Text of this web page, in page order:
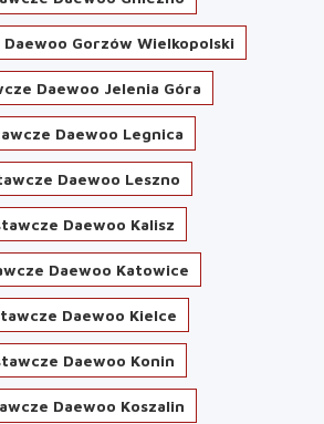
Gorzów Wielkopolski
Daewoo Jelenia Góra
Daewoo Legnica
Daewoo Leszno
Daewoo Kalisz
Daewoo Katowice
Daewoo Kielce
Daewoo Konin
Daewoo Koszalin